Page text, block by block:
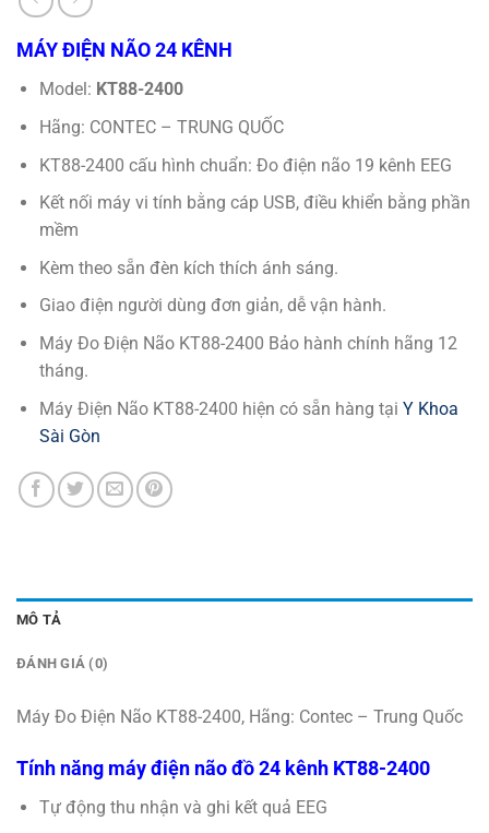
MÁY ĐIỆN NÃO 24 KÊNH
Model: KT88-2400
Hãng: CONTEC – TRUNG QUỐC
KT88-2400 cấu hình chuẩn: Đo điện não 19 kênh EEG
Kết nối máy vi tính bằng cáp USB, điều khiển bằng phần
mềm
Kèm theo sẵn đèn kích thích ánh sáng.
Giao điện người dùng đơn giản, dễ vận hành.
Máy Đo Điện Não KT88-2400 Bảo hành chính hãng 12
tháng.
Máy Điện Não KT88-2400 hiện có sẵn hàng tại Y Khoa
Sài Gòn
MÔ TẢ
ĐÁNH GIÁ (0)
Máy Đo Điện Não KT88-2400, Hãng: Contec – Trung Quốc
Tính năng máy điện não đồ 24 kênh KT88-2400
Tự động thu nhận và ghi kết quả EEG